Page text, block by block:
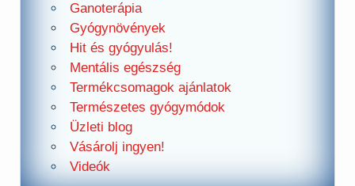
Ganoterápia
Gyógynövények
Hit és gyógyulás!
Mentális egészség
Termékcsomagok ajánlatok
Természetes gyógymódok
Üzleti blog
Vásárolj ingyen!
Videók